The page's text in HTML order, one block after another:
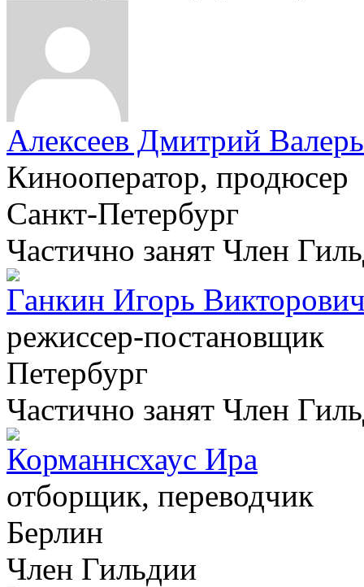
Алексеев Дмитрий
Кинооператор, продюсер
Санкт-Петербург
Частично занят Член
Ганкин Игорь
режиссер-постановщик
Петербург
Частично занят Член
Корманнсхаус Ира
отборщик, переводчик
Берлин
Член Гильдии